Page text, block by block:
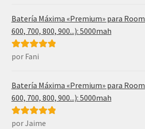
Batería Máxima «Premium» para
600, 700, 800, 900...): 5000mah
Valorado con
por Fani
Batería Máxima «Premium» para
600, 700, 800, 900...): 5000mah
Valorado con
por Jaime